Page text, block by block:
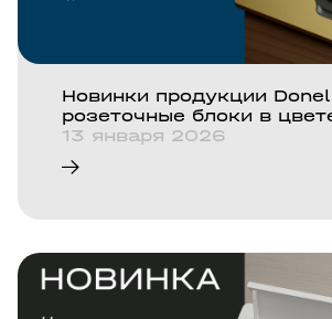
Новинки продукции
розеточные блоки в
13 января 2026